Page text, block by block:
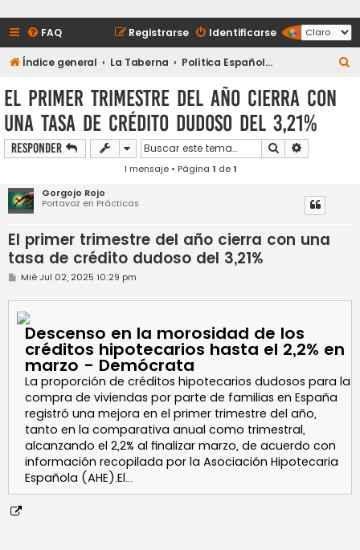
FAQ Identificarse
Registrarse
Índice general La Taberna Política Española y Sucesos
El primer trimestre del año cierra con
una tasa de crédito dudoso del 3,21%
Responder Buscar
1 mensaje • Página 1 de1
Gorgojo Rojo
Portavoz en Prácticas
El primer trimestre del año cierra con una
tasa de crédito dudoso del 3,21%
M
a
j
Mié Jul 02, 2025 10:29 pm
Descenso en la morosidad de los
créditos hipotecarios hasta el 2,2% en
marzo - Demócrata
La proporción de créditos hipotecarios dudosos para la
compra de viviendas por parte de familias en España
registró una mejora en el primer trimestre del año,
tanto en la comparativa anual como trimestral,
alcanzando el 2,2% al finalizar marzo, de acuerdo con
información recopilada por la Asociación Hipotecaria
Española (AHE).El…